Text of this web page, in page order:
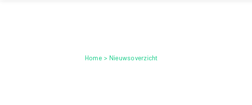
Home Nieuwsoverzicht